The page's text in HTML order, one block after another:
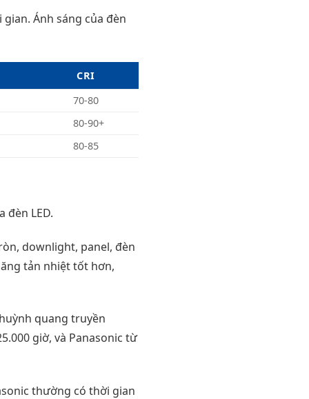
Ánh sáng của đèn
CRI
70-80
80-90+
80-85
LED.
downlight, panel, đèn
tản nhiệt tốt hơn,
quang truyền
giờ, và Panasonic từ
thường có thời gian